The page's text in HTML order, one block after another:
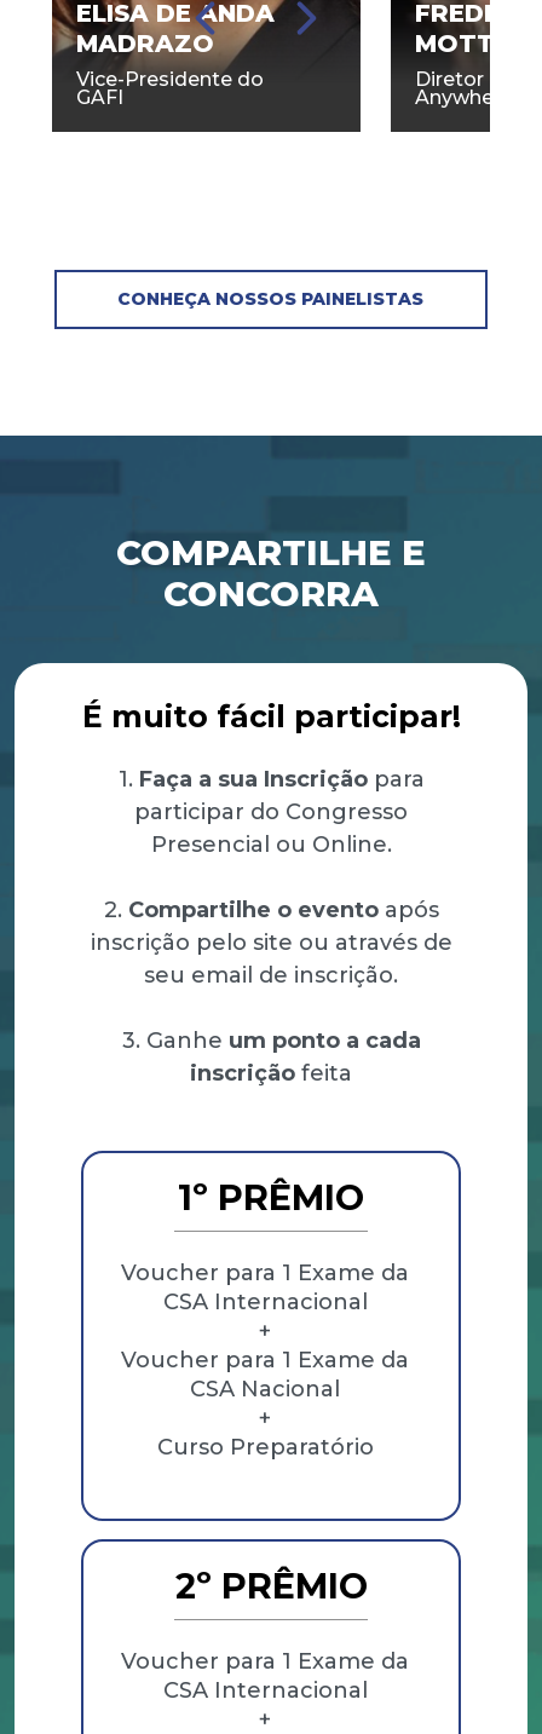
ELISA DE ANDA
MADRAZO
Vice-Presidente do
GAFI
MOTTA
Diretor
Anywhere,
CONHEÇA NOSSOS PAINELISTAS
COMPARTILHE E
CONCORRA
É muito fácil participar!
1. Faça a sua Inscriçãopara
participar do Congresso
Presencial ou Online.
2. Compartilhe o eventoapós
inscrição pelo site ou através de
seu email de inscrição.
3. Ganhe um ponto a cada
inscrição feita
1º PRÊMIO
Voucher para 1 Exame da
CSA Internacional
+
Voucher para 1 Exame da
CSA Nacional
+
Curso Preparatório
2º PRÊMIO
Voucher para 1 Exame da
CSA Internacional
+